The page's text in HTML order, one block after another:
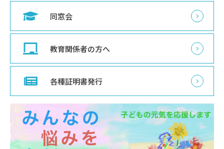
同窓会
教育関係者の方へ
各種証明書発行